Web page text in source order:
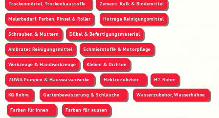
Trockenmörtel, Trockenbaustoffe Zement, Kalk & Bindemittel
Malerbedarf, Farben, Pinsel & Roller Hotrega Reinigungsmittel
Schrauben & Muttern Dübel & Befestigungsmaterial
Ambratec Reinigungsmittel Schmierstoffe & Motorpflege
Werkzeuge & Handwerkzeuge Kleben & Dichten
ZUWA Pumpen & Hauswasserwerke Elektrozubehör HT Rohre
KG Rohre Gartenbewässerung & Schläuche Wasserzubehör, Wasserhähne
Farben für Innen Farben für aussen